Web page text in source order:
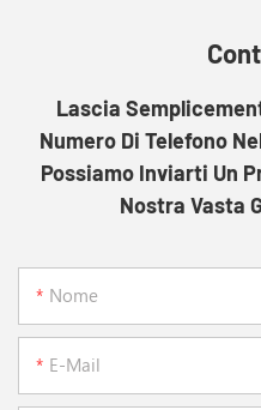
Lascia
Numero Di Telefono
Possiamo Inviarti Un
Nostra Vasta
Nome
E-Mail